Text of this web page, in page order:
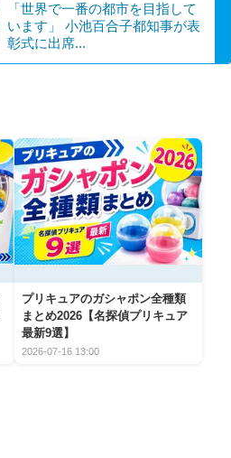
「世界で一番の都市を目指して
います」 小池百合子都知事が表
彰式に出席...
プリキュアのガシャポン全種類
まとめ2026【名探偵プリキュア
最新9選】
2026-07-16 13:00